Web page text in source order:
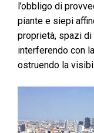
l’obbligo di
piante e siepi
proprietà, spazi
interferendo con
ostruendo la